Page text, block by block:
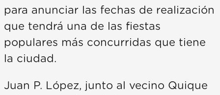
para anunciar las fechas de realización
que tendrá una de las fiestas
populares más concurridas que tiene
la ciudad.
Juan P. López, junto al vecino Quique